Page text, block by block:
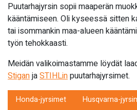
Puutarhajyrsin sopii maaperän
kääntämiseen. Oli kyseessä sitten
tai isommankin maa-alueen
työn tehokkaasti.
Meidän valikoimastamme löydät
StiganjaSTIHLinpuutarhajyrsimet.
Honda-jyrsimet
Husqvarna-